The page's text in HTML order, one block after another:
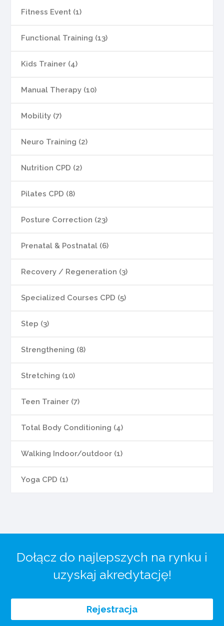
Fitness Event (1)
Functional Training (13)
Kids Trainer (4)
Manual Therapy (10)
Mobility (7)
Neuro Training (2)
Nutrition CPD (2)
Pilates CPD (8)
Posture Correction (23)
Prenatal & Postnatal (6)
Recovery / Regeneration (3)
Specialized Courses CPD (5)
Step (3)
Strengthening (8)
Stretching (10)
Teen Trainer (7)
Total Body Conditioning (4)
Walking Indoor/outdoor (1)
Yoga CPD (1)
Dołącz do najlepszych na rynku i
uzyskaj akredytację!
Rejestracja